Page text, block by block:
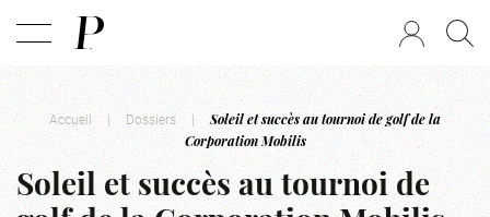
Accueil | Dossiers |
Soleil et succès au tournoi de golf de la
Corporation Mobilis
Soleil et succès au tournoi de